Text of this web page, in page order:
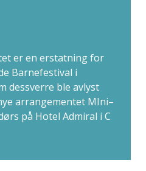
er en erstatning for
Barnefestival i
dessverre ble avlyst
arrangementet MIni–
på Hotel Admiral i C